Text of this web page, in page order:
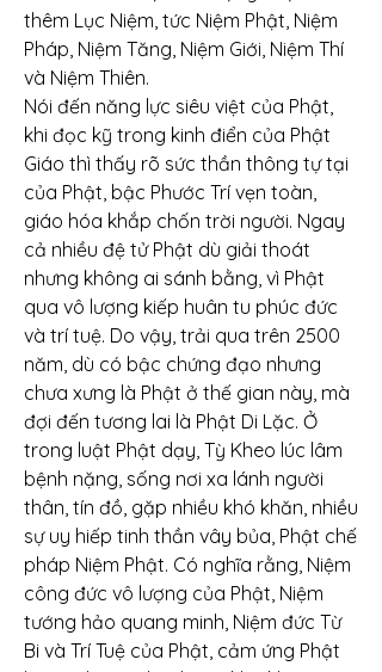
thêm Lục Niệm, tức Niệm Phật, Niệm
Pháp, Niệm Tăng, Niệm Giới, Niệm Thí
và Niệm Thiên.
Nói đến năng lực siêu việt của Phật,
khi đọc kỹ trong kinh điển của Phật
Giáo thì thấy rõ sức thần thông tự tại
của Phật, bậc Phước Trí vẹn toàn,
giáo hóa khắp chốn trời người. Ngay
cả nhiều đệ tử Phật dù giải thoát
nhưng không ai sánh bằng, vì Phật
qua vô lượng kiếp huân tu phúc đức
và trí tuệ. Do vậy, trải qua trên 2500
năm, dù có bậc chứng đạo nhưng
chưa xưng là Phật ở thế gian này, mà
đợi đến tương lai là Phật Di Lặc. Ở
trong luật Phật dạy, Tỳ Kheo lúc lâm
bệnh nặng, sống nơi xa lánh người
thân, tín đồ, gặp nhiều khó khăn, nhiều
sự uy hiếp tinh thần vây bủa, Phật chế
pháp Niệm Phật. Có nghĩa rằng, Niệm
công đức vô lượng của Phật, Niệm
tướng hảo quang minh, Niệm đức Từ
Bi và Trí Tuệ của Phật, cảm ứng Phật